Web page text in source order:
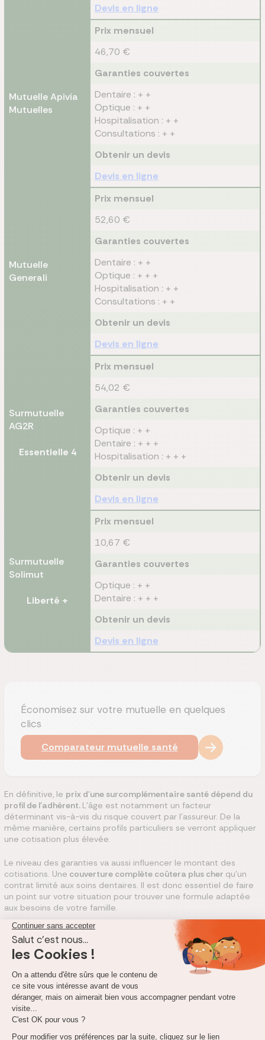
Devis en ligne
Mutuelle Apivia
Mutuelles
Prix mensuel
46,70 €
Garanties couvertes
Dentaire : + +
Optique : + +
Hospitalisation : + +
Consultations : + +
Obtenir un devis
Devis en ligne
Mutuelle
Generali
Prix mensuel
52,60 €
Garanties couvertes
Dentaire : + +
Optique : + + +
Hospitalisation : + +
Consultations : + +
Obtenir un devis
Devis en ligne
Surmutuelle
AG2R
Essentielle 4
Prix mensuel
54,02 €
Garanties couvertes
Optique : + +
Dentaire : + + +
Hospitalisation : + + +
Obtenir un devis
Devis en ligne
Surmutuelle
Solimut
Liberté +
Prix mensuel
10,67 €
Garanties couvertes
Optique : + +
Dentaire : + + +
Obtenir un devis
Devis en ligne
Économisez sur votre mutuelle en quelques
clics
Comparateur mutuelle santé
En définitive, le prix d'une surcomplémentaire santé dépend du
profil de l'adhérent. L'âge est notamment un facteur
déterminant vis-à-vis du risque couvert par l'assureur. De la
même manière, certains profils particuliers se verront appliquer
une cotisation plus élevée.
Le niveau des garanties va aussi influencer le montant des
cotisations. Une couverture complète coûtera plus cher qu'un
contrat limité aux soins dentaires. Il est donc essentiel de faire
un point sur votre situation pour trouver une formule adaptée
aux besoins de votre famille.
Lors de la souscription, renseignez-vous sur les
éventuellesfranchises que l'assurance pourrait
appliquer.Choisir une franchise élevée permet de baisser le
coût de la prime d'assurance. En contrepartie, votre
responsabilité financière sera plus élevée en cas de problème
de santé.
Choisir le meilleur contrat avec le comparatif de
surcomplémentaire santé